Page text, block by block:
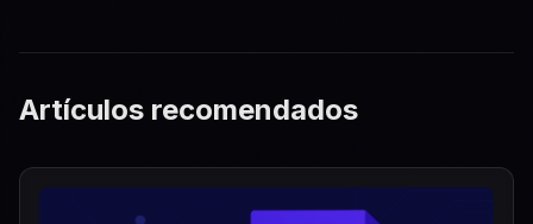
Artículos recomendados